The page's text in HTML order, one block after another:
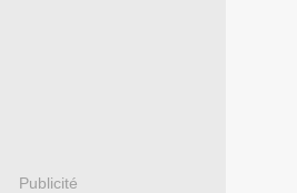
Publicité